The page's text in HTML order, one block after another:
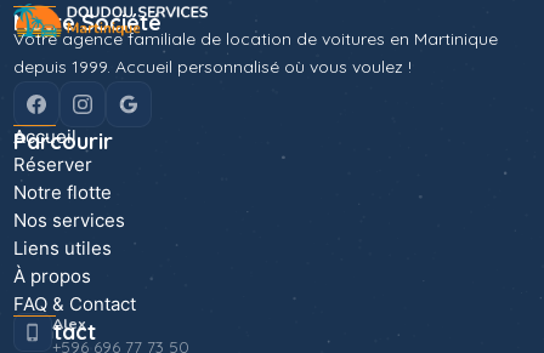
Notre Société
Votre agence familiale de location de voitures en Martinique
depuis 1999. Accueil personnalisé où vous voulez !
Parcourir
Accueil
Réserver
Notre flotte
Nos services
Liens utiles
À propos
FAQ & Contact
Contact
Alex
+596 696 77 73 50